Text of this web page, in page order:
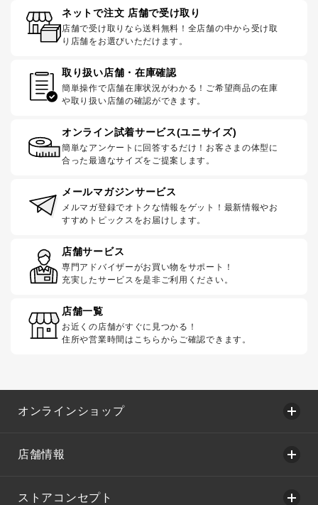
ネットで注文 店舗で受け取り
店舗で受け取りなら送料無料！全店舗の中から受け取
り店舗をお選びいただけます。
取り扱い店舗・在庫確認
簡単操作で店舗在庫状況がわかる！ご希望商品の在庫
や取り扱い店舗の確認ができます。
オンライン試着サービス(ユニサイズ)
簡単なアンケートに回答するだけ！お客さまの体型に
合った最適なサイズをご提案します。
メールマガジンサービス
メルマガ登録でオトクな情報をゲット！最新情報やお
すすめトピックスをお届けします。
店舗サービス
専門アドバイザーがお買い物をサポート！
充実したサービスを是非ご利用ください。
店舗一覧
お近くの店舗がすぐに見つかる！
住所や営業時間はこちらからご確認できます。
オンラインショップ
店舗情報
ストアコンセプト